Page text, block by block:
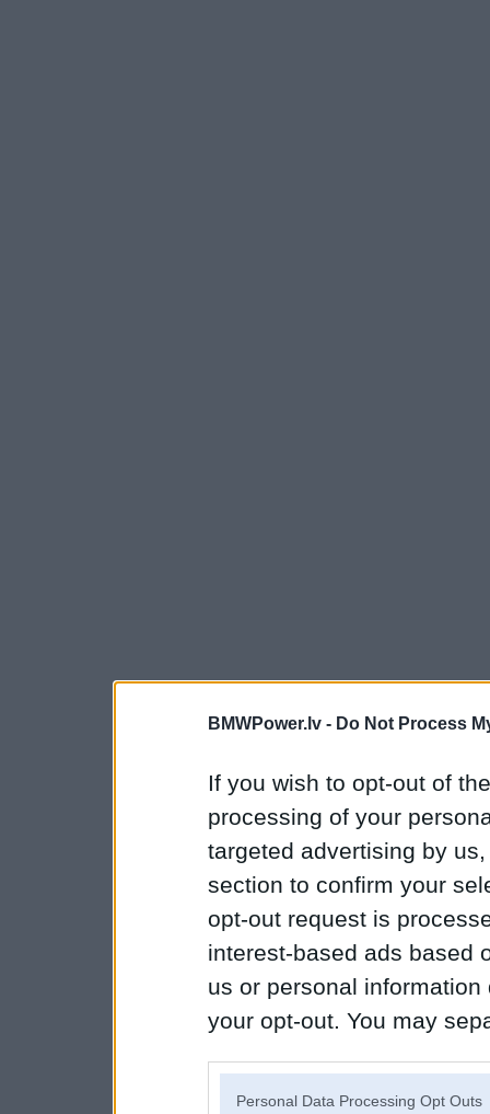
BMWPower.lv - Do Not Process
If you wish to opt-out of
processing of your
targeted advertising by
section to confirm your
opt-out request is
interest-based ads based
us or personal
your opt-out. You may
Personal Data Processing Opt Outs